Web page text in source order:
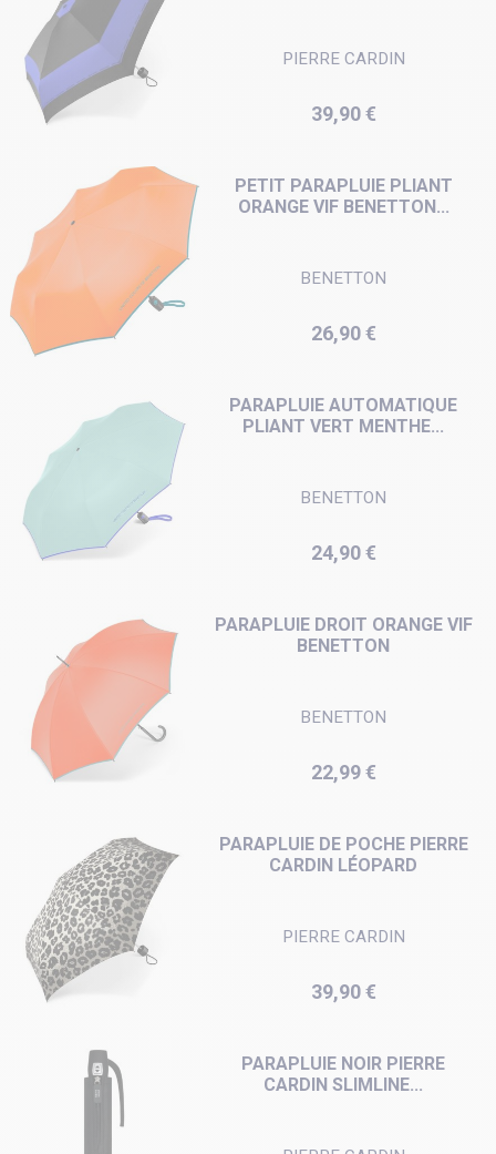
PIERRE CARDIN
Prix
39,90 €
PETIT PARAPLUIE PLIANT
ORANGE VIF BENETTON...
BENETTON
Prix
26,90 €
PARAPLUIE AUTOMATIQUE
PLIANT VERT MENTHE...
BENETTON
Prix
24,90 €
PARAPLUIE DROIT ORANGE VIF
BENETTON
BENETTON
Prix
22,99 €
PARAPLUIE DE POCHE PIERRE
CARDIN LÉOPARD
PIERRE CARDIN
Prix
39,90 €
PARAPLUIE NOIR PIERRE
CARDIN SLIMLINE...